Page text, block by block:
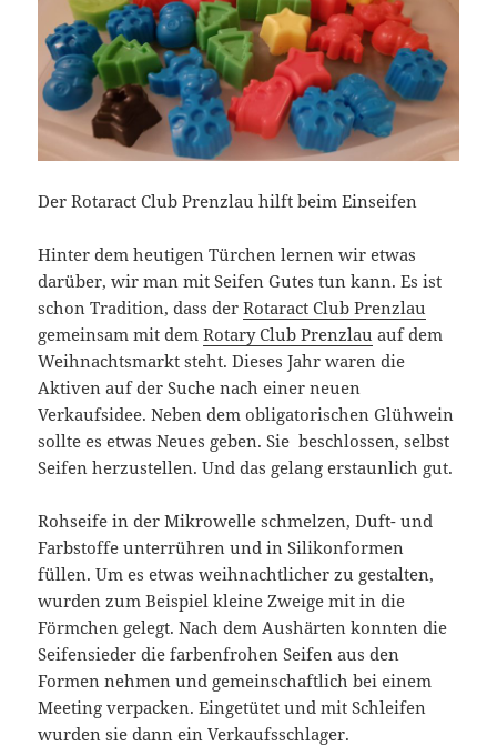
Der Rotaract Club Prenzlau hilft beim Einseifen
Hinter dem heutigen Türchen lernen wir etwas
darüber, wir man mit Seifen Gutes tun kann. Es ist
schon Tradition, dass derRotaract Club Prenzlau
gemeinsam mit demRotary Club Prenzlau auf dem
Weihnachtsmarkt steht. Dieses Jahr waren die
Aktiven auf der Suche nach einer neuen
Verkaufsidee. Neben dem obligatorischen Glühwein
sollte es etwas Neues geben. Sie beschlossen, selbst
Seifen herzustellen. Und das gelang erstaunlich gut.
Rohseife in der Mikrowelle schmelzen, Duft- und
Farbstoffe unterrühren und in Silikonformen
füllen. Um es etwas weihnachtlicher zu gestalten,
wurden zum Beispiel kleine Zweige mit in die
Förmchen gelegt. Nach dem Aushärten konnten die
Seifensieder die farbenfrohen Seifen aus den
Formen nehmen und gemeinschaftlich bei einem
Meeting verpacken. Eingetütet und mit Schleifen
wurden sie dann ein Verkaufsschlager.